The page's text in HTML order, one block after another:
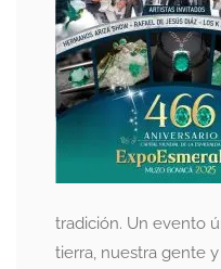
tradición. Un evento
tierra, nuestra gente